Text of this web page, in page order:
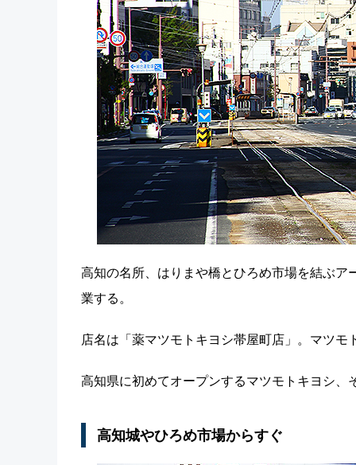
高知の名所、はりまや橋とひろめ市場を結ぶ
業する。
店名は「薬マツモトキヨシ帯屋町店」。マツ
高知県に初めてオープンするマツモトキヨシ
高知城やひろめ市場からすぐ